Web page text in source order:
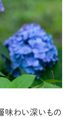
味わい深いもの